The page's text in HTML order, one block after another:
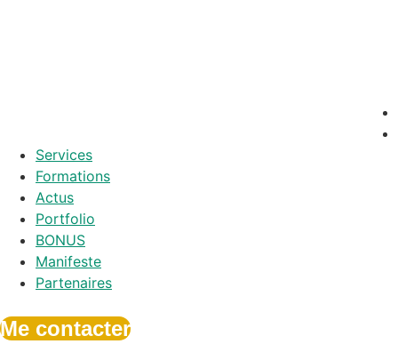
Services
Formations
Actus
Portfolio
BONUS
Manifeste
Partenaires
Me contacter